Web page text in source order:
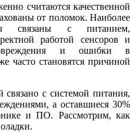
считаются качественной
от поломок. Наиболее
связаны с питанием,
работой сенсоров и
и ошибки в
часто становятся причиной
связано с системой питания,
а оставшиеся 30%
и ПО. Рассмотрим, как